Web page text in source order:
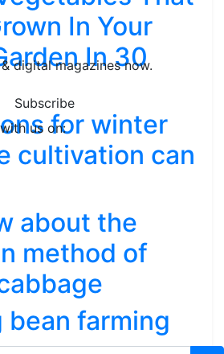
digital magazines now.
Subscribe
us on:
In Your
In 30
for winter
cultivation can
about the
method of
bean farming